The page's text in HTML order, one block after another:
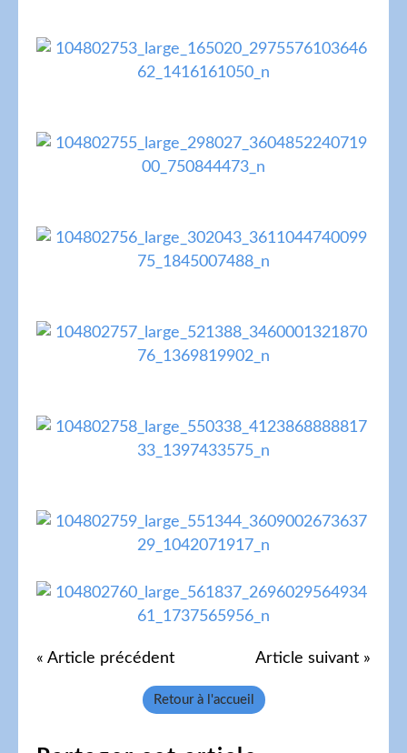
« Article précédent Article suivant »
Retour à l'accueil